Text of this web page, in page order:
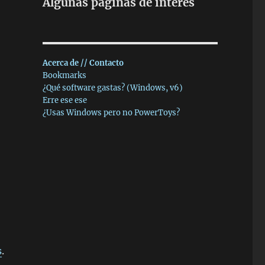
.
Acerca de // Contacto
Bookmarks
¿Qué software gastas? (Windows, v6)
Erre ese ese
¿Usas Windows pero no PowerToys?